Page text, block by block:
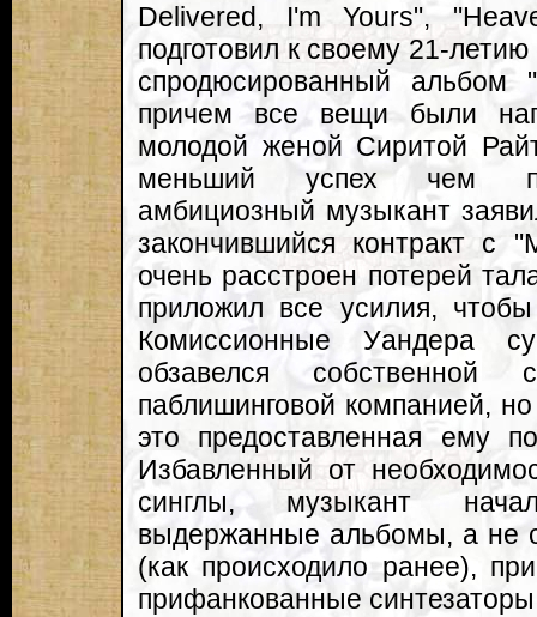
Delivered, I'm Yours",
подготовил к своему 21-
спродюсированный альбом
причем все вещи были
молодой женой Сиритой
меньший успех чем
амбициозный музыкант
закончившийся контракт с
очень расстроен потерей
приложил все усилия,
Комиссионные Уандера
обзавелся собственной
паблишинговой компанией,
это предоставленная ему
Избавленный от
синглы, музыкант
выдержанные альбомы, а не
(как происходило ранее),
прифанкованные